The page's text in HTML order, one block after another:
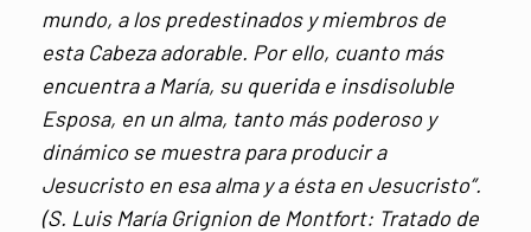
mundo, a los predestinados y miembros de
esta Cabeza adorable. Por ello, cuanto más
encuentra a María, su querida e insdisoluble
Esposa, en un alma, tanto más poderoso y
dinámico se muestra para producir a
Jesucristo en esa alma y a ésta en Jesucristo”.
(S. Luis María Grignion de Montfort: Tratado de